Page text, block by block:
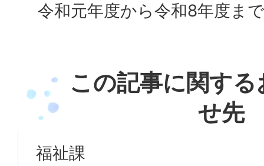
令和元年度から令和8年度ま
この記事に関す
せ先
福祉課